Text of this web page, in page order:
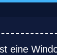
eine